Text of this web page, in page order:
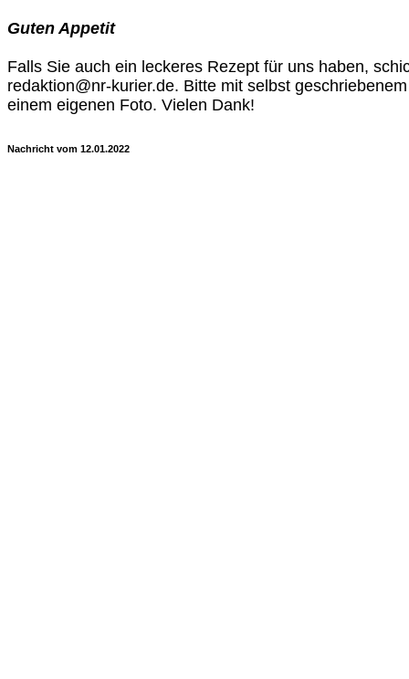
Guten Appetit
Falls Sie auch ein leckeres Rezept für uns haben,
redaktion@nr-kurier.de. Bitte mit selbst
einem eigenen Foto. Vielen Dank!
Nachricht vom 12.01.2022